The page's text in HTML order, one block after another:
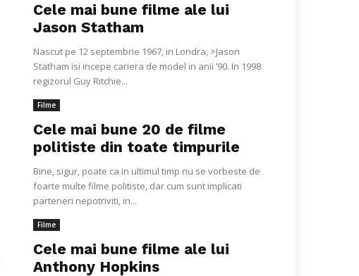
Cele mai bune filme ale lui
Jason Statham
Nascut pe 12 septembrie 1967, in Londra, >Jason
Statham isi incepe cariera de model in anii ’90. In 1998
regizorul Guy Ritchie...
Filme
Cele mai bune 20 de filme
politiste din toate timpurile
Bine, sigur, poate ca in ultimul timp nu se vorbeste de
foarte multe filme politiste, dar cum sunt implicati
parteneri nepotriviti, in...
Filme
Cele mai bune filme ale lui
Anthony Hopkins